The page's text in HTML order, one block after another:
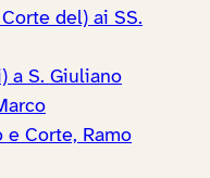
del) ai SS.
a S. Giuliano
Corte, Ramo